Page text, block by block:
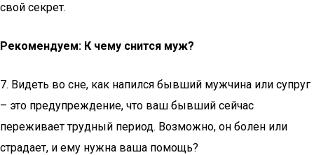
свой секрет.
Рекомендуем: К чему снится муж?
7. Видеть во сне, как напился бывший мужчина или супруг
– это предупреждение, что ваш бывший сейчас
переживает трудный период. Возможно, он болен или
страдает, и ему нужна ваша помощь?